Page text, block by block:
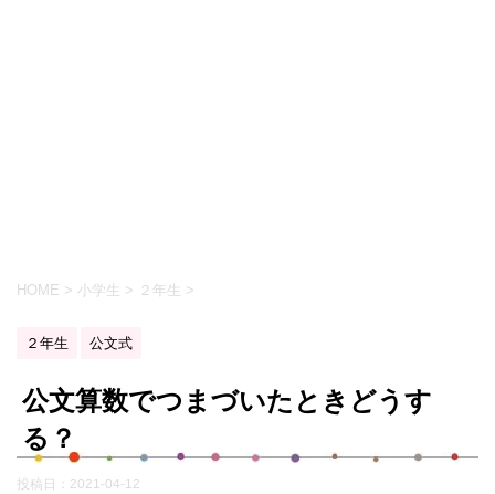
HOME > 小学生 > ２年生 >
２年生 公文式
公文算数でつまづいたときどうす
る？
投稿日： 2021-04-12